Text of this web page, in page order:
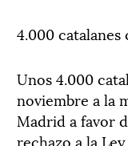
4.000 catalanes
Unos 4.000
noviembre a la
Madrid a favor
rechazo a la